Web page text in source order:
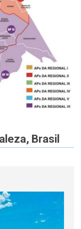
Brasil